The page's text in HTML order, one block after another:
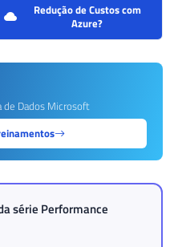
Redução de Custos com
Azure?
de Dados Microsoft
série Performance